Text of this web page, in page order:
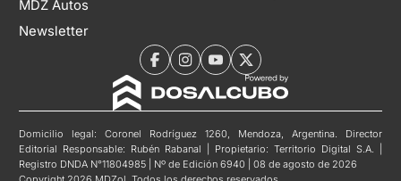
MDZ Autos
Newsletter
Domicilio legal: Coronel Rodríguez 1260, Mendoza, Argentina. Director
Editorial Responsable: Rubén Rabanal | Propietario: Territorio Digital S.A. |
Registro DNDA N°11804985 | Nº de Edición 6940 | 08 de agosto de 2026